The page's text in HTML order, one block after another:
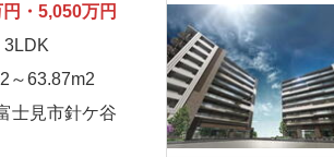
・5,050万円
3LDK
2 ～63.87m2
士見市針ケ谷